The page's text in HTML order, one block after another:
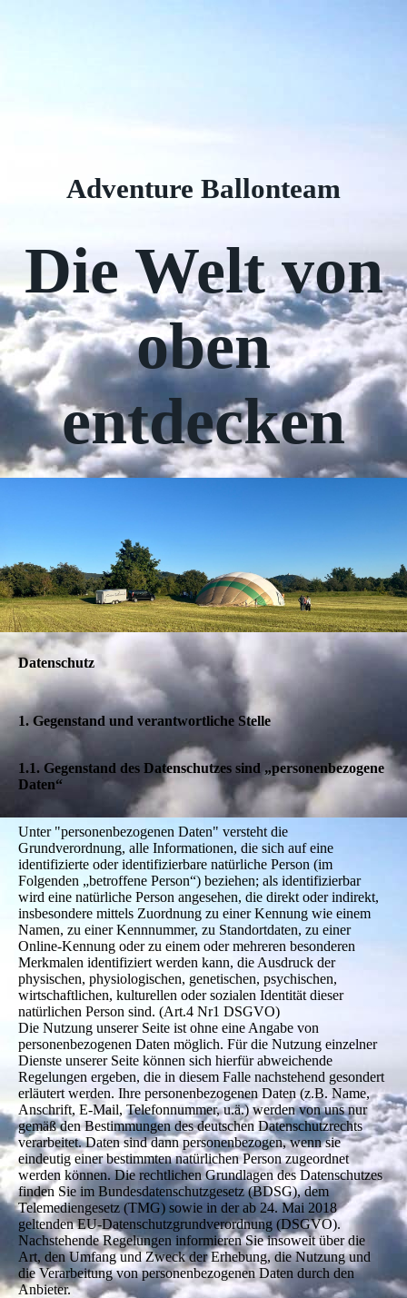
Adventure Ballonteam
Die Welt von
oben
entdecken
Datenschutz
1. Gegenstand und verantwortliche Stelle
1.1. Gegenstand des Datenschutzes sind „personenbezogene
Daten“
Unter "personenbezogenen Daten" versteht die
Grundverordnung, alle Informationen, die sich auf eine
identifizierte oder identifizierbare natürliche Person (im
Folgenden „betroffene Person“) beziehen; als identifizierbar
wird eine natürliche Person angesehen, die direkt oder indirekt,
insbesondere mittels Zuordnung zu einer Kennung wie einem
Namen, zu einer Kennnummer, zu Standortdaten, zu einer
Online-Kennung oder zu einem oder mehreren besonderen
Merkmalen identifiziert werden kann, die Ausdruck der
physischen, physiologischen, genetischen, psychischen,
wirtschaftlichen, kulturellen oder sozialen Identität dieser
natürlichen Person sind. (Art.4 Nr1 DSGVO)
Die Nutzung unserer Seite ist ohne eine Angabe von
personenbezogenen Daten möglich. Für die Nutzung einzelner
Dienste unserer Seite können sich hierfür abweichende
Regelungen ergeben, die in diesem Falle nachstehend gesondert
erläutert werden. Ihre personenbezogenen Daten (z.B. Name,
Anschrift, E-Mail, Telefonnummer, u.ä.) werden von uns nur
gemäß den Bestimmungen des deutschen Datenschutzrechts
verarbeitet. Daten sind dann personenbezogen, wenn sie
eindeutig einer bestimmten natürlichen Person zugeordnet
werden können. Die rechtlichen Grundlagen des Datenschutzes
finden Sie im Bundesdatenschutzgesetz (BDSG), dem
Telemediengesetz (TMG) sowie in der ab 24. Mai 2018
geltenden EU-Datenschutzgrundverordnung (DSGVO).
Nachstehende Regelungen informieren Sie insoweit über die
Art, den Umfang und Zweck der Erhebung, die Nutzung und
die Verarbeitung von personenbezogenen Daten durch den
Anbieter.